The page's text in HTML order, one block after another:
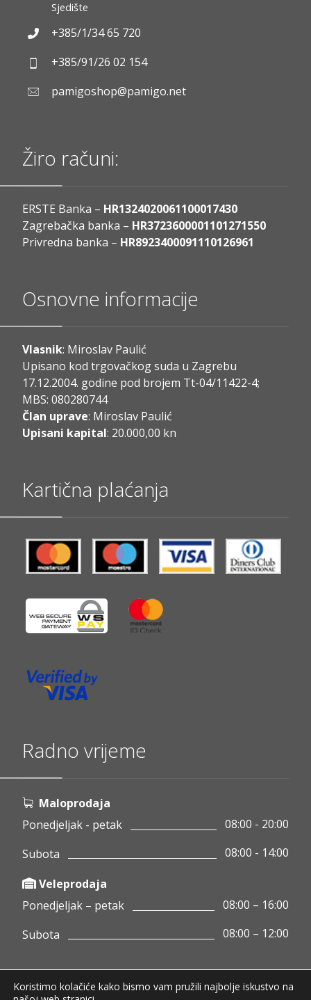
Sjedište
+385/1/34 65 720
+385/91/26 02 154
pamigoshop@pamigo.net
Žiro računi:
ERSTE Banka – HR1324020061100017430
Zagrebačka banka – HR3723600001101271550
Privredna banka – HR8923400091110126961
Osnovne informacije
Vlasnik: Miroslav Paulić
Upisano kod trgovačkog suda u Zagrebu
17.12.2004. godine pod brojem Tt-04/11422-4;
MBS: 080280744
Član uprave: Miroslav Paulić
Upisani kapital: 20.000,00 kn
Kartična plaćanja
Radno vrijeme
Maloprodaja
Ponedjeljak - petak
08:00 - 20:00
Subota
08:00 - 14:00
Veleprodaja
Ponedjeljak – petak
08:00 – 16:00
Subota
08:00 – 12:00
Koristimo kolačiće kako bismo vam pružili najbolje iskustvo na